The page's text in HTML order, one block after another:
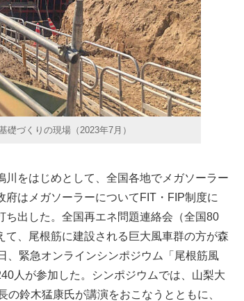
づくりの現場（2023年7月）
をはじめとして、全国各地でメガソーラー
はメガソーラーについてFIT・FIP制度に
出した。全国再エネ問題連絡会（全国80
、尾根筋に建設される巨大風車群の方が森
、緊急オンラインシンポジウム「尾根筋風
人が参加した。シンポジウムでは、山梨大
鈴木猛康氏が講演をおこなうとともに、